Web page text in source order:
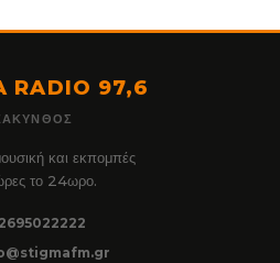
RADIO 97,6
και εκπομπές
το 24ωρο.
2695022222